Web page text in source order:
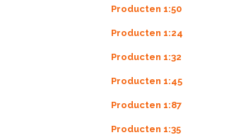
Producten 1:50
Producten 1:24
Producten 1:32
Producten 1:45
Producten 1:87
Producten 1:35